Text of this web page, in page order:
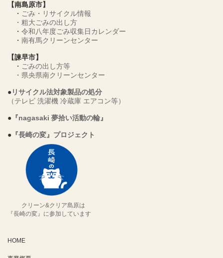
【南島原市】
・ ごみ・リサイクル情報
・ 粗大ごみの出し方
・ 令和八年度ごみ収集日カレンダー
・ 南有馬クリーンセンター
【諫早市】
・ ごみの出し方等
・ 県央県南クリーンセンター
●リサイクル法対象製品の処分
（テレビ 洗濯機 冷蔵庫 エアコン等）
● 『nagasaki 夢拾い活動の輪』
● 『長崎の変』プロジェクト
クリーン&クリア島原は
『長崎の変』に参加しています
HOME